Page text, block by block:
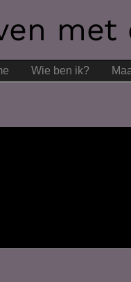
met
Wie ben ik?